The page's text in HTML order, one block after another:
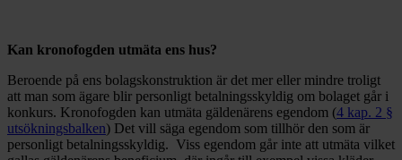
Kan kronofogden utmäta ens hus?
Beroende på ens bolagskonstruktion är det mer eller mindre troligt
att man som ägare blir personligt betalningsskyldig om bolaget går i
konkurs. Kronofogden kan utmäta gäldenärens egendom (4 kap. 2 §
utsökningsbalken) Det vill säga egendom som tillhör den som är
personligt betalningsskyldig. Viss egendom går inte att utmäta vilket